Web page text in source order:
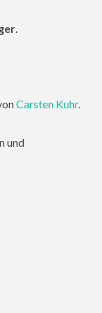
.
Carsten Kuhr.
und